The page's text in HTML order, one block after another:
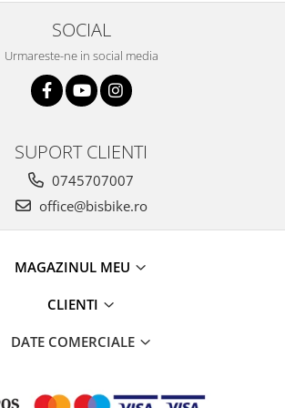
SOCIAL
Urmareste-ne in social media
SUPORT CLIENTI
0745707007
office@bisbike.ro
MAGAZINUL MEU
CLIENTI
DATE COMERCIALE